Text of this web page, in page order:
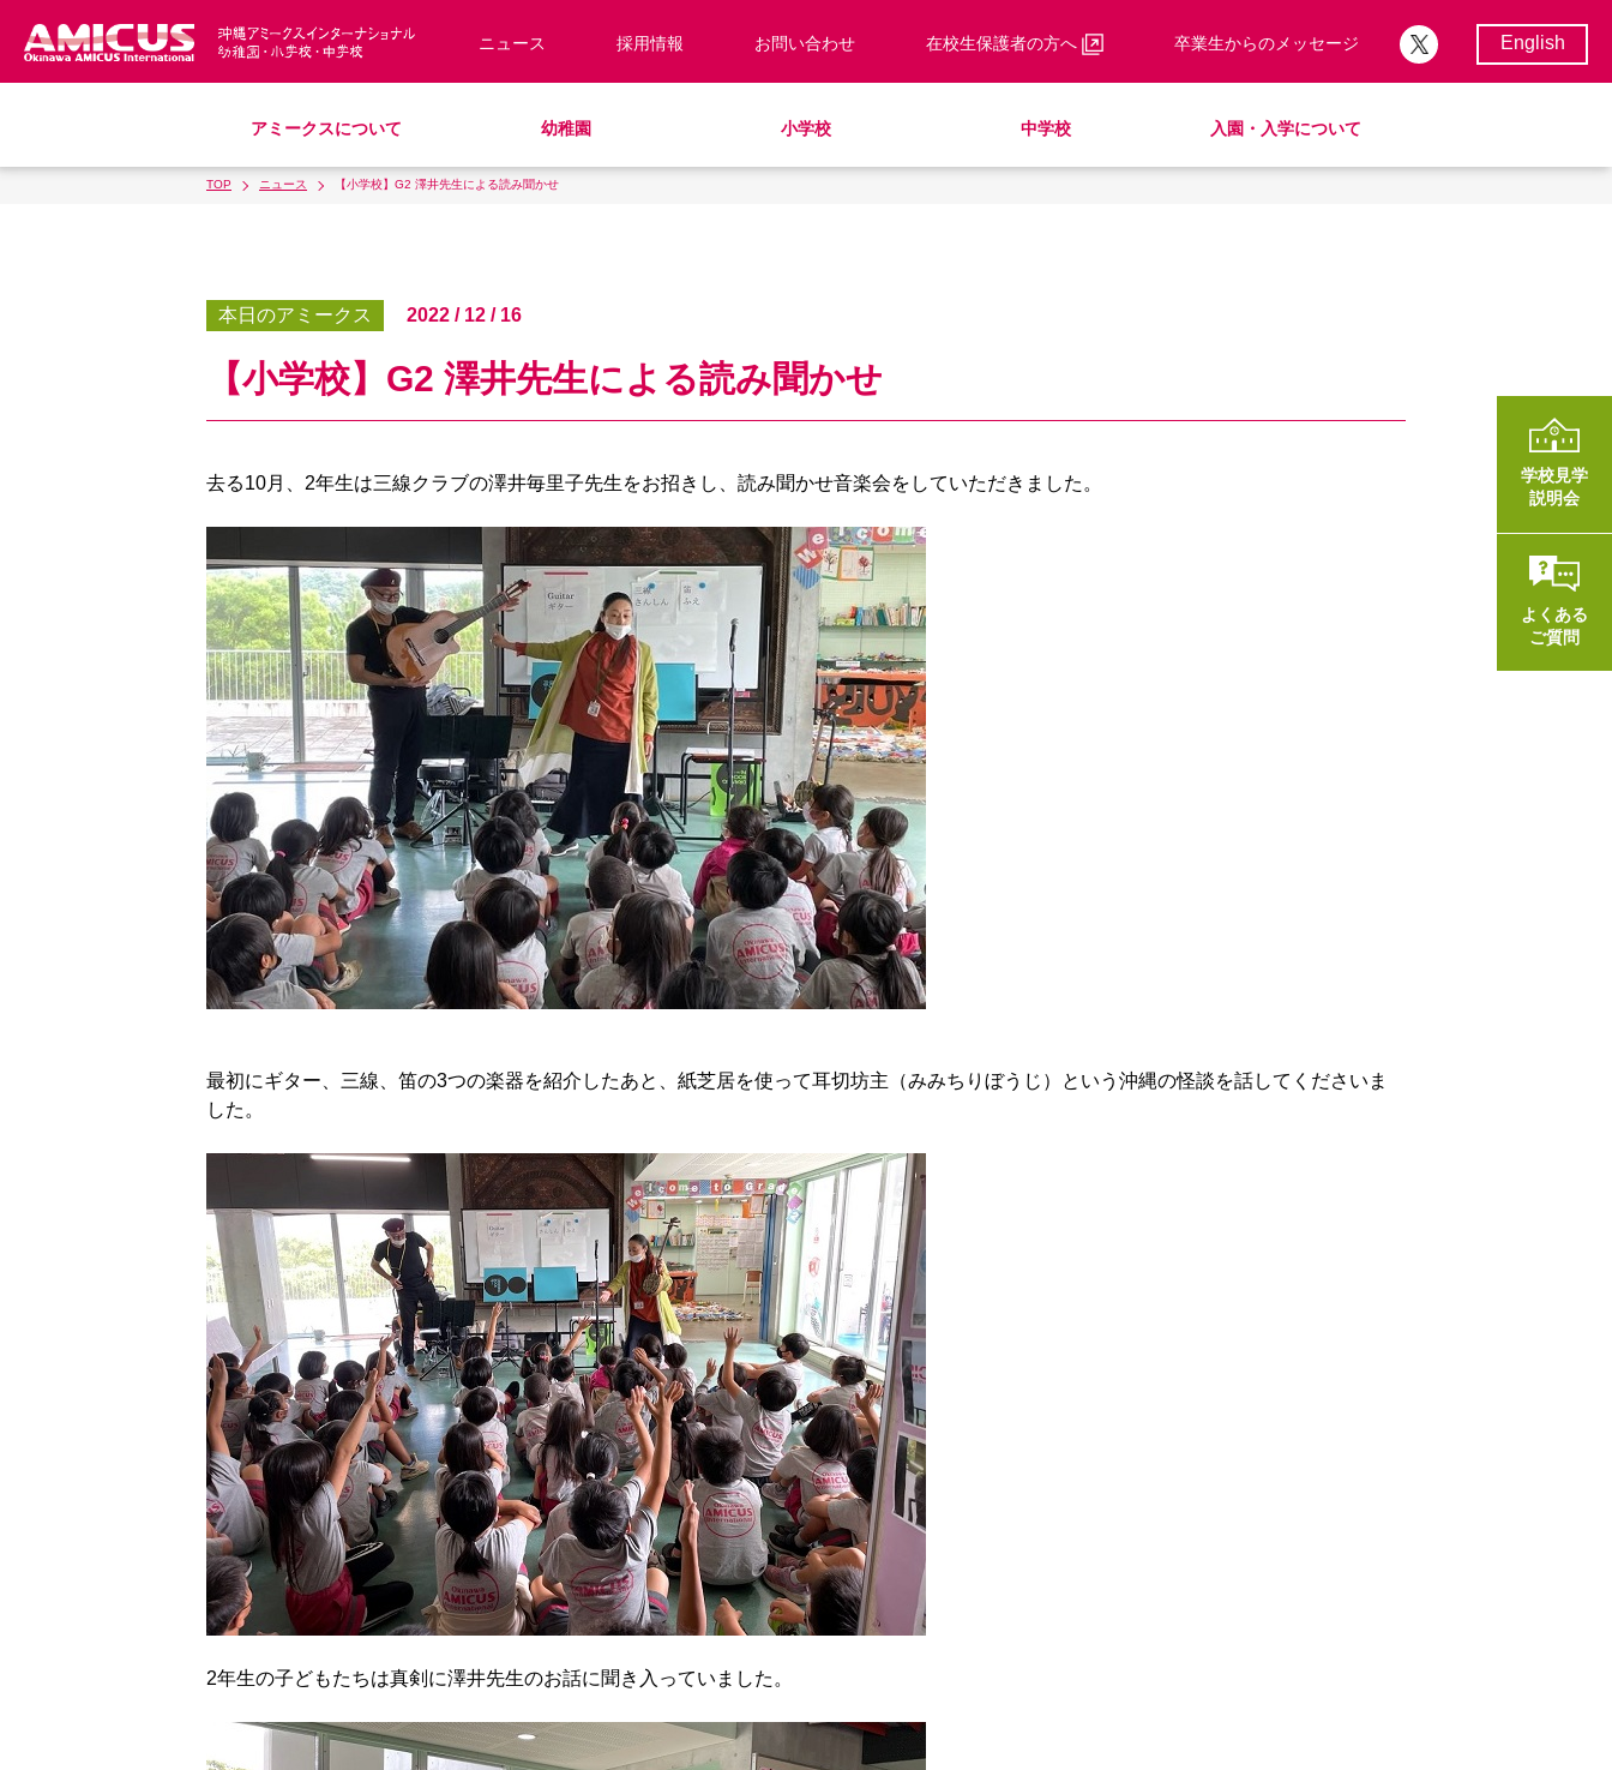
ニュース 採用情報 お問い合わせ 在校生保護者の方へ 卒業生からのメッセージ English
アミークスについて
教育理念 校長あいさつ
アクセス
幼稚園
幼稚園 預かり保育
小学校
小学校 キッズ／ジュニアクラブ
中学校
中学校 キッズ／ジュニアクラブ
入園・入学について
募集要項 編入・転入
TOP ニュース 【小学校】G2 澤井先生による読み聞かせ
学校見学
説明会
よくある
ご質問
本日のアミークス 2022 / 12 / 16
【小学校】G2 澤井先生による読み聞かせ
去る10月、2年生は三線クラブの澤井毎里子先生をお招きし、読み聞かせ音楽会をしていただきました。
最初にギター、三線、笛の3つの楽器を紹介したあと、紙芝居を使って耳切坊主（みみちりぼうじ）という沖縄の怪談を話してくださいま
した。
2年生の子どもたちは真剣に澤井先生のお話に聞き入っていました。